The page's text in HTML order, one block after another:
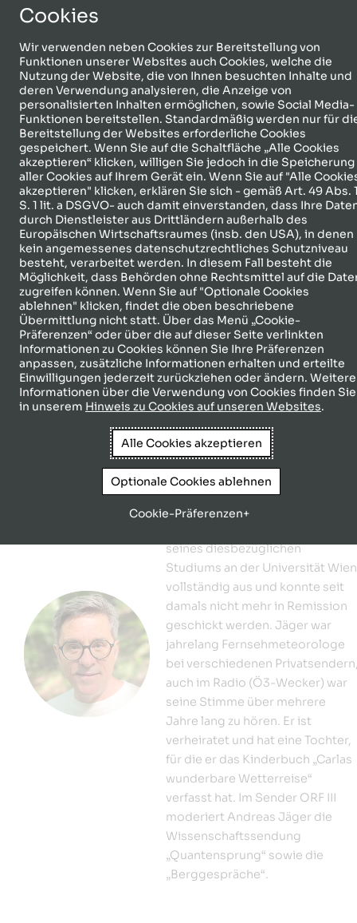
Gastreferent:innen der
NIFA 2025
Leidenschaft für Wissen –
Engagement für Frauen
Andreas Jäger
Andreas Jäger wurde, eigenen
Angaben zufolge, schon zu
Schulzeit mit dem
„Meteorologievirus“ infiziert. Die
seines diesbezüglichen
Studiums an der Universität Wien
vollständig aus und konnte seit
damals nicht mehr in Remission
geschickt werden. Jäger war
jahrelang Fernsehmeteorologe
bei verschiedenen
auch im Radio (Ö3-Wecker) war
seine Stimme über mehrere
Jahre lang zu hören. Er ist
verheiratet und hat eine Tochter,
für die er das Kinderbuch „Carlas
wunderbare Wetterreise“
verfasst hat. Im Sender ORF III
moderiert Andreas Jäger die
Wissenschaftssendung
„Quantensprung“ sowie die
„Berggespräche“.
Cookies
Wir verwenden neben Cookies zur Bereitstellung von
Funktionen unserer Websites auch Cookies, welche die
Nutzung der Website, die von Ihnen besuchten Inhalte und
deren Verwendung analysieren, die Anzeige von
personalisierten Inhalten ermöglichen, sowie Social Media-
Funktionen bereitstellen. Standardmäßig werden nur für
Bereitstellung der Websites erforderliche Cookies
gespeichert. Wenn Sie auf die Schaltfläche „Alle Cookies
akzeptieren“ klicken, willigen Sie jedoch in die Speicherung
aller Cookies auf Ihrem Gerät ein. Wenn Sie auf "Alle
akzeptieren" klicken, erklären Sie sich - gemäß Art. 49 Abs.
S. 1 lit. a DSGVO- auch damit einverstanden, dass Ihre
durch Dienstleister aus Drittländern außerhalb des
Europäischen Wirtschaftsraumes (insb. den USA), in denen
kein angemessenes datenschutzrechtliches Schutzniveau
besteht, verarbeitet werden. In diesem Fall besteht die
Möglichkeit, dass Behörden ohne Rechtsmittel auf die
zugreifen können. Wenn Sie auf "Optionale Cookies
ablehnen" klicken, findet die oben beschriebene
Übermittlung nicht statt. Über das Menü „Cookie-
Präferenzen“ oder über die auf dieser Seite verlinkten
Informationen zu Cookies können Sie Ihre Präferenzen
anpassen, zusätzliche Informationen erhalten und erteilte
Einwilligungen jederzeit zurückziehen oder ändern. Weitere
Informationen über die Verwendung von Cookies finden Sie
in unserem Hinweis zu Cookies auf unseren Websites.
Alle Cookies akzeptieren
Optionale Cookies ablehnen
Cookie-Präferenzen